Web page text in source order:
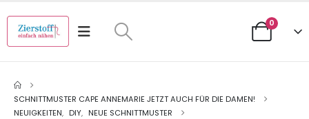
0
SCHNITTMUSTER CAPE ANNEMARIE JETZT AUCH FÜR DIE DAMEN!
NEUIGKEITEN, DIY, NEUE SCHNITTMUSTER